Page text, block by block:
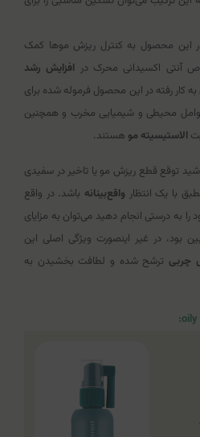
در این محصول به کنترل ریزش موها کمک
آنتی اکسیدانی محرک در افزایش رشد
کار رفته در این محصول فرموله شده برای
محیطی و شیمیایی مخرب و همچنین
الاستیسیته مو هستند.
توقع قطع ریزش مو یا تاخیر در سفیدی
با یک انتظار واقع‌بینانه باشد. در واقع
را به درستی انجام دهید می‌توان به مزایای
بود، در غیر اینصورت ویژگی اصلی این
چربی ترشح شده و لطافت بخشیدن به